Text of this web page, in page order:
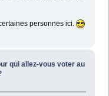
personnes ici.
qui allez-vous voter au